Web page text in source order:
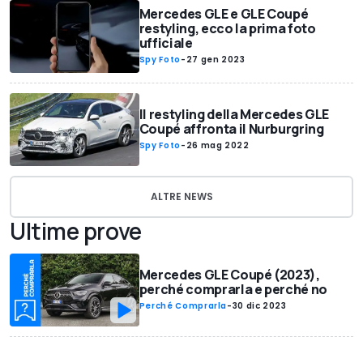
Mercedes GLE e GLE Coupé
restyling, ecco la prima foto
ufficiale
Spy Foto - 27 gen 2023
Il restyling della Mercedes GLE
Coupé affronta il Nurburgring
Spy Foto - 26 mag 2022
ALTRE NEWS
Ultime prove
Mercedes GLE Coupé (2023),
perché comprarla e perché no
Perché Comprarla-30 dic 2023